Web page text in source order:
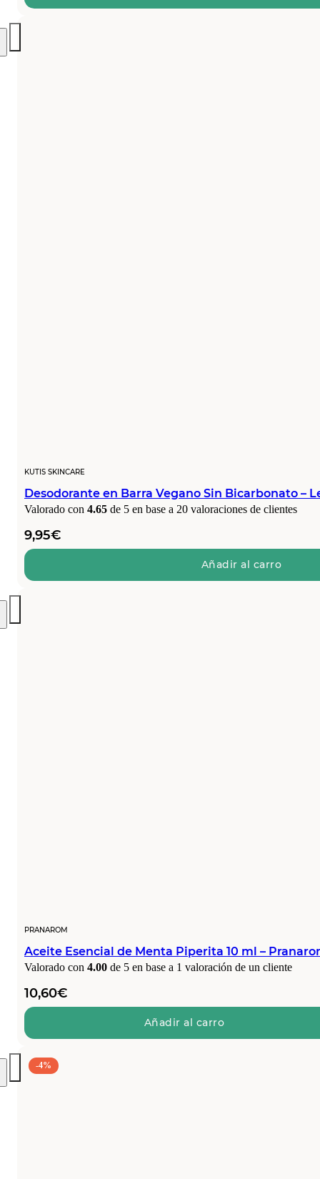
era:
es:
KUTIS SKINCARE
Desodorante en Barra Vegano Sin Bicarbonato –
Valorado con 4.65 de 5 en base a 20 valoraciones de clientes
9,95€
Añadir al carro
PRANAROM
Aceite Esencial de Menta Piperita 10 ml –
Valorado con 4.00 de 5 en base a 1 valoración de un cliente
10,60€
Añadir al carro
-4%